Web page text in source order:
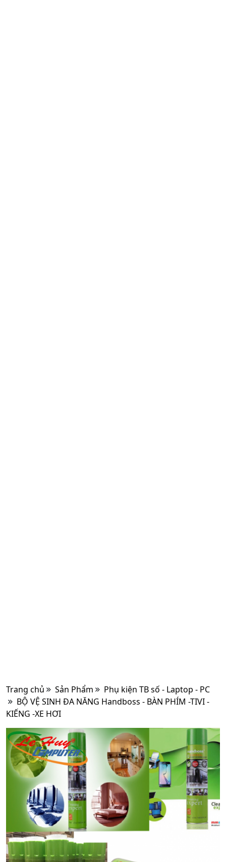
Trang chủ Sản Phẩm
Phụ kiện TB số - Laptop - PC
BỘ VỆ SINH ĐA NĂNG Handboss - BÀN PHÍM -TIVI -
KIẾNG -XE HƠI